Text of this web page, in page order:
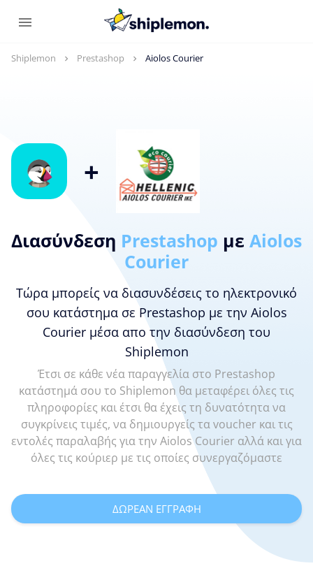
Shiplemon Prestashop Aiolos Courier
+
Διασύνδεση Prestashop με Aiolos
Courier
Τώρα μπορείς να διασυνδέσεις το ηλεκτρονικό
σου κατάστημα σε Prestashop με την Aiolos
Courier μέσα απο την διασύνδεση του
Shiplemon
Έτσι σε κάθε νέα παραγγελία στο Prestashop
κατάστημά σου το Shiplemon θα μεταφέρει όλες τις
πληροφορίες και έτσι θα έχεις τη δυνατότητα να
συγκρίνεις τιμές, να δημιουργείς τα voucher και τις
εντολές παραλαβής για την Aiolos Courier αλλά και για
όλες τις κούριερ με τις οποίες συνεργαζόμαστε
ΔΩΡΕΑΝ ΕΓΓΡΑΦΗ